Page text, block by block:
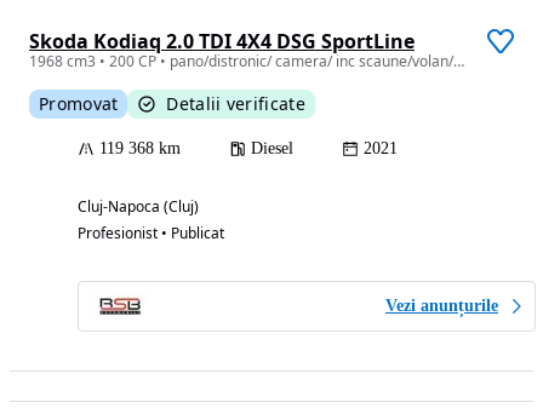
Skoda Kodiaq 2.0 TDI 4X4 DSG SportLine
1968 cm3 • 200 CP • pano/distronic/ camera/ inc scaune/volan/bancheta / canton/carlig
Promovat Detalii verificate
119 368 km Diesel 2021
Cluj-Napoca (Cluj)
Profesionist • Publicat
Vezi anunțurile